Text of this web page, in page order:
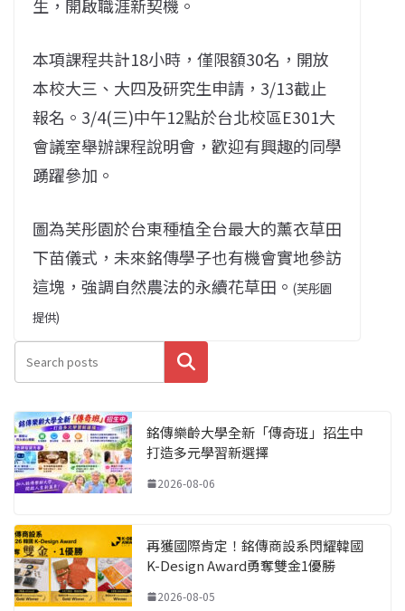
生，開啟職涯新契機。
本項課程共計18小時，僅限額30名，開放
本校大三、 大四及研究生申請，3/13截止
報名。3/4(三)中午12點於台北校區E301大
會議室舉辦課程說明會， 歡迎有興趣的同學
踴躍參加。
圖為芙彤園於台東種植全台最大的薰衣草田
下苗儀式，未來銘傳學子也有機會實地參訪
這塊，強調自然農法的永續花草田。 (芙彤園
提供)
搜尋
銘傳樂齡大學全新「傳奇班」招生中
打造多元學習新選擇
2026-08-06
再獲國際肯定！銘傳商設系閃耀韓國
K-Design Award勇奪雙金1優勝
2026-08-05